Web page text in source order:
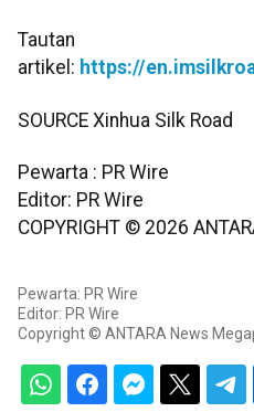
Tautan
artikel: https://
SOURCE Xinhua Silk Road
Pewarta : PR Wire
Editor: PR Wire
COPYRIGHT © 2026
Pewarta: PR Wire
Editor: PR Wire
Copyright © ANTARA News